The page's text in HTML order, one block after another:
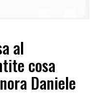
al
cosa
Daniele